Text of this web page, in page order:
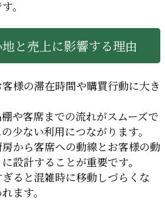
。
と売上に影響する理由
様の滞在時間や購買行動に大き
や客席までの流れがスムーズで
少ない利用につながります。
から客席への動線とお客様の動
設計することが重要です。
ると混雑時に移動しづらくな
ます。